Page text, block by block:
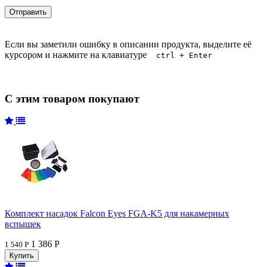
Если вы заметили ошибку в описании продукта, выделите её
курсором и нажмите на клавиатуре
ctrl + Enter
С этим товаром покупают
Комплект насадок Falcon Eyes FGA-K5 для накамерных
вспышек
1 540 Р 1 386 Р